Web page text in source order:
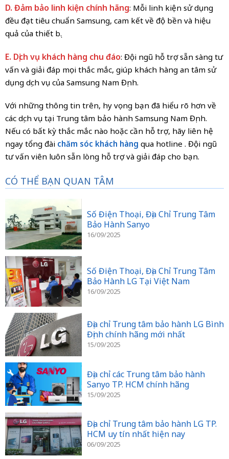
D. Đảm bảo linh kiện chính hãng: Mỗi linh kiện sử dụng
đều đạt tiêu chuẩn Samsung, cam kết về độ bền và hiệu
quả của thiết bị.
E. Dịch vụ khách hàng chu đáo: Đội ngũ hỗ trợ sẵn sàng tư
vấn và giải đáp mọi thắc mắc, giúp khách hàng an tâm sử
dụng dịch vụ của Samsung Nam Định.
Với những thông tin trên, hy vọng bạn đã hiểu rõ hơn về
các dịch vụ tại Trung tâm bảo hành Samsung Nam Định.
Nếu có bất kỳ thắc mắc nào hoặc cần hỗ trợ, hãy liên hệ
ngay tổng đài chăm sóc khách hàng qua hotline . Đội ngũ
tư vấn viên luôn sẵn lòng hỗ trợ và giải đáp cho bạn.
CÓ THỂ BẠN QUAN TÂM
Số Điện Thoại, Địa Chỉ Trung Tâm
Bảo Hành Sanyo
16/09/2025
Số Điện Thoại, Địa Chỉ Trung Tâm
Bảo Hành LG Tại Việt Nam
16/09/2025
Địa chỉ Trung tâm bảo hành LG Bình
Định chính hãng mới nhất
15/09/2025
Địa chỉ các Trung tâm bảo hành
Sanyo TP. HCM chính hãng
15/09/2025
Địa chỉ Trung tâm bảo hành LG TP.
HCM uy tín nhất hiện nay
06/09/2025